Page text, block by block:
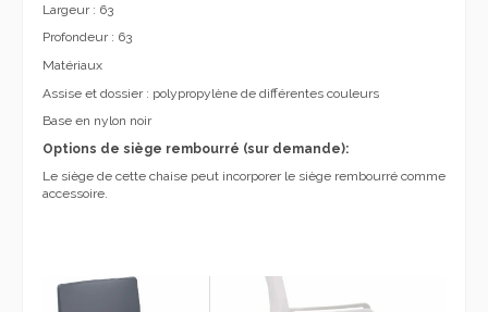
Largeur : 63
Profondeur : 63
Matériaux
Assise et dossier : polypropylène de différentes couleurs
Base en nylon noir
Options de siège rembourré (sur demande):
Le siège de cette chaise peut incorporer le siège rembourré comme
accessoire.